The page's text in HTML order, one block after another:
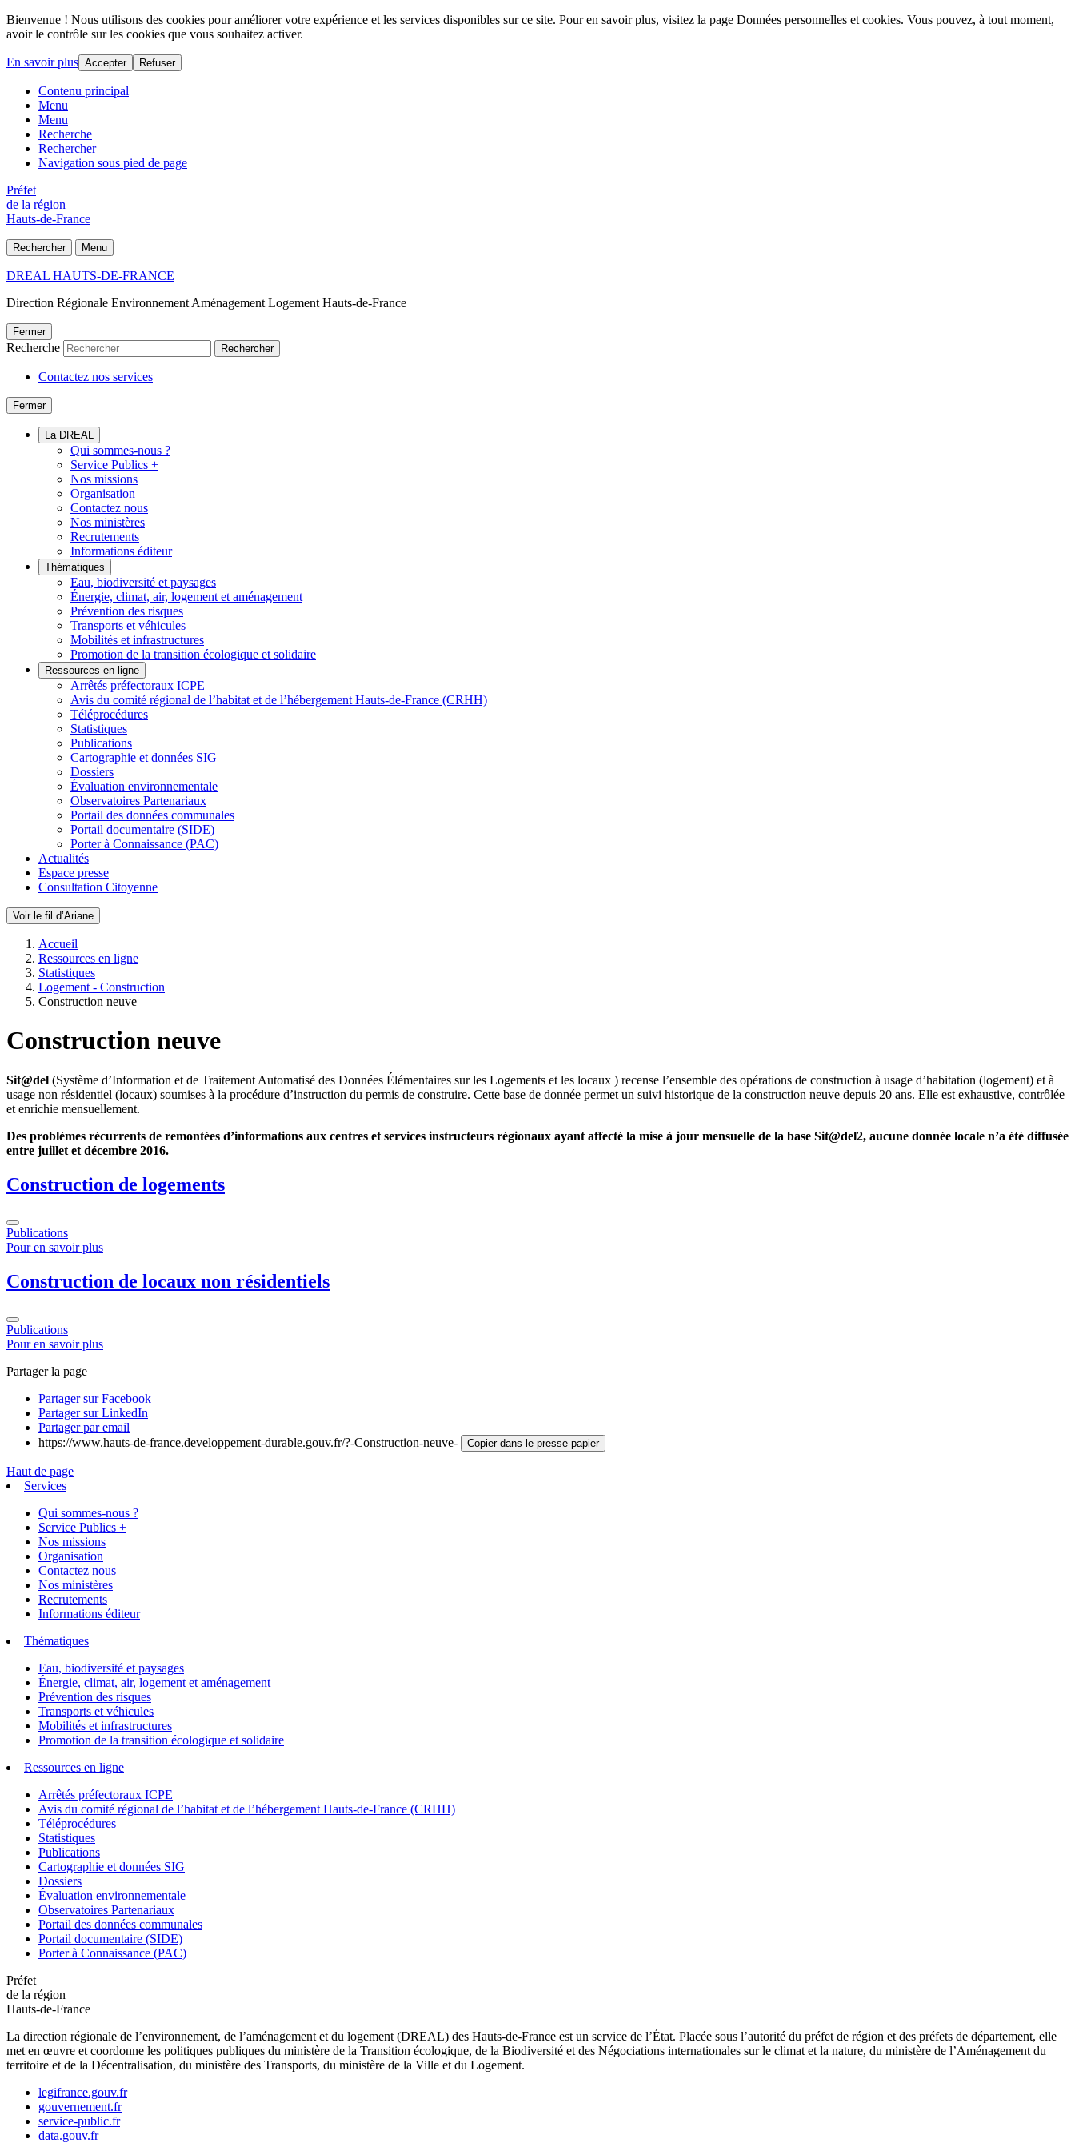
Bienvenue ! Nous utilisons des cookies pour améliorer votre expérience et les services disponibles sur ce site. Pour en savoir plus, visitez la page Données personnelles et cookies. Vous pouvez, à tout moment,
avoir le contrôle sur les cookies que vous souhaitez activer.
En savoir plus Accepter Refuser
Contenu principal
Menu
Menu
Recherche
Rechercher
Navigation sous pied de page
Préfet
de la région
Hauts-de-France
Rechercher Menu
DREAL HAUTS-DE-FRANCE
Direction Régionale Environnement Aménagement Logement Hauts-de-France
Fermer
Recherche Rechercher
Contactez nos services
Fermer
La DREAL
Qui sommes-nous ?
Service Publics +
Nos missions
Organisation
Contactez nous
Nos ministères
Recrutements
Informations éditeur
Thématiques
Eau, biodiversité et paysages
Énergie, climat, air, logement et aménagement
Prévention des risques
Transports et véhicules
Mobilités et infrastructures
Promotion de la transition écologique et solidaire
Ressources en ligne
Arrêtés préfectoraux ICPE
Avis du comité régional de l’habitat et de l’hébergement Hauts-de-France (CRHH)
Téléprocédures
Statistiques
Publications
Cartographie et données SIG
Dossiers
Évaluation environnementale
Observatoires Partenariaux
Portail des données communales
Portail documentaire (SIDE)
Porter à Connaissance (PAC)
Actualités
Espace presse
Consultation Citoyenne
Voir le fil d’Ariane
Accueil
Ressources en ligne
Statistiques
Logement - Construction
Construction neuve
Construction neuve
Sit@del (Système d’Information et de Traitement Automatisé des Données Élémentaires sur les Logements et les locaux ) recense l’ensemble des opérations de construction à usage d’habitation (logement) et à
usage non résidentiel (locaux) soumises à la procédure d’instruction du permis de construire. Cette base de donnée permet un suivi historique de la construction neuve depuis 20 ans. Elle est exhaustive, contrôlée
et enrichie mensuellement.
Des problèmes récurrents de remontées d’informations aux centres et services instructeurs régionaux ayant affecté la mise à jour mensuelle de la base Sit@del2, aucune donnée locale n’a été diffusée
entre juillet et décembre 2016.
Construction de logements
Publications
Pour en savoir plus
Construction de locaux non résidentiels
Publications
Pour en savoir plus
Partager la page
Partager sur Facebook
Partager sur LinkedIn
Partager par email
https://www.hauts-de-france.developpement-durable.gouv.fr/?-Construction-neuve-
Copier dans le presse-papier
Haut de page
Services
Qui sommes-nous ?
Service Publics +
Nos missions
Organisation
Contactez nous
Nos ministères
Recrutements
Informations éditeur
Thématiques
Eau, biodiversité et paysages
Énergie, climat, air, logement et aménagement
Prévention des risques
Transports et véhicules
Mobilités et infrastructures
Promotion de la transition écologique et solidaire
Ressources en ligne
Arrêtés préfectoraux ICPE
Avis du comité régional de l’habitat et de l’hébergement Hauts-de-France (CRHH)
Téléprocédures
Statistiques
Publications
Cartographie et données SIG
Dossiers
Évaluation environnementale
Observatoires Partenariaux
Portail des données communales
Portail documentaire (SIDE)
Porter à Connaissance (PAC)
Préfet
de la région
Hauts-de-France
La direction régionale de l’environnement, de l’aménagement et du logement (DREAL) des Hauts-de-France est un service de l’État. Placée sous l’autorité du préfet de région et des préfets de département, elle
met en œuvre et coordonne les politiques publiques du ministère de la Transition écologique, de la Biodiversité et des Négociations internationales sur le climat et la nature, du ministère de l’Aménagement du
territoire et de la Décentralisation, du ministère des Transports, du ministère de la Ville et du Logement.
legifrance.gouv.fr
gouvernement.fr
service-public.fr
data.gouv.fr